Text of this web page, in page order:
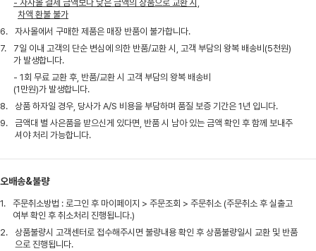
- 자사몰 결제 금액보다 낮은 금액의 상품으로 교환 시,
차액 환불 불가
6.
자사몰에서 구매한 제품은 매장 반품이 불가합니다.
7.
7일 이내 고객의 단순 변심에 의한 반품/교환 시, 고객 부담의 왕복 배송비(5천원)
가 발생합니다.
- 1회 무료 교환 후, 반품/교환 시 고객 부담의 왕복 배송비
(1만원)가 발생합니다.
8.
상품 하자일 경우, 당사가 A/S 비용을 부담하며 품질 보증 기간은 1년 입니다.
9.
금액대 별 사은품을 받으신게 있다면, 반품 시 남아 있는 금액 확인 후 함께 보내주
셔야 처리 가능합니다.
오배송&불량
1.
주문취소방법 : 로그인 후 마이페이지 > 주문조회 > 주문취소 (주문취소 후 실출고
여부 확인 후 취소처리 진행됩니다.)
2.
상품불량시 고객센터로 접수해주시면 불량내용 확인 후 상품불량일시 교환 및 반품
으로 진행됩니다.